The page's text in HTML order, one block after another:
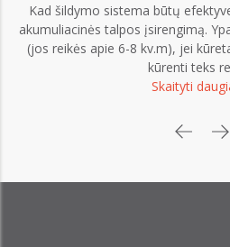
Kad šildymo sistema būtų
akumuliacinės talpos įsirengimą.
(jos reikės apie 6-8 kv.m), jei
kūrenti teks
Skaityti